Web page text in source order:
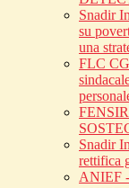
Snadir
su
una
FLC
Snadir
rettifica
ANIEF -